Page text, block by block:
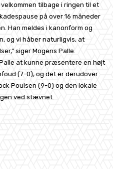
tilbage i ringen til et
på over 16 måneder
Han meldes i kanonform og
og vi håber naturligvis, at
siger Mogens Palle.
at kunne præsentere en højt
(7-0), og det er derudover
Poulsen (9-0) og den lokale
ved stævnet.